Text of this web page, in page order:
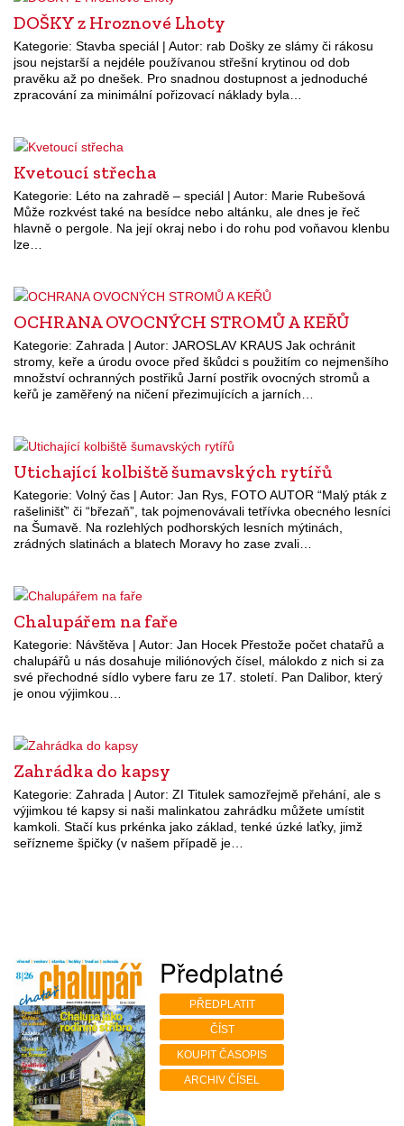
DOŠKY z Hroznové Lhoty
Kategorie: Stavba speciál | Autor: rab Došky ze slámy či rákosu
jsou nejstarší a nejdéle používanou střešní krytinou od dob
pravěku až po dnešek. Pro snadnou dostupnost a jednoduché
zpracování za minimální pořizovací náklady byla…
Kvetoucí střecha
Kategorie: Léto na zahradě – speciál | Autor: Marie Rubešová
Může rozkvést také na besídce nebo altánku, ale dnes je řeč
hlavně o pergole. Na její okraj nebo i do rohu pod voňavou klenbu
lze…
OCHRANA OVOCNÝCH STROMŮ A KEŘŮ
Kategorie: Zahrada | Autor: JAROSLAV KRAUS Jak ochránit
stromy, keře a úrodu ovoce před škůdci s použitím co nejmenšího
množství ochranných postřiků Jarní postřik ovocných stromů a
keřů je zaměřený na ničení přezimujících a jarních…
Utichající kolbiště šumavských rytířů
Kategorie: Volný čas | Autor: Jan Rys, FOTO AUTOR “Malý pták z
rašelinišť” či “březaň”, tak pojmenovávali tetřívka obecného lesníci
na Šumavě. Na rozlehlých podhorských lesních mýtinách,
zrádných slatinách a blatech Moravy ho zase zvali…
Chalupářem na faře
Kategorie: Návštěva | Autor: Jan Hocek Přestože počet chatařů a
chalupářů u nás dosahuje miliónových čísel, málokdo z nich si za
své přechodné sídlo vybere faru ze 17. století. Pan Dalibor, který
je onou výjimkou…
Zahrádka do kapsy
Kategorie: Zahrada | Autor: ZI Titulek samozřejmě přehání, ale s
výjimkou té kapsy si naši malinkatou zahrádku můžete umístit
kamkoli. Stačí kus prkénka jako základ, tenké úzké laťky, jimž
seřízneme špičky (v našem případě je…
Předplatné
PŘEDPLATIT
ČÍST
KOUPIT ČASOPIS
ARCHIV ČÍSEL